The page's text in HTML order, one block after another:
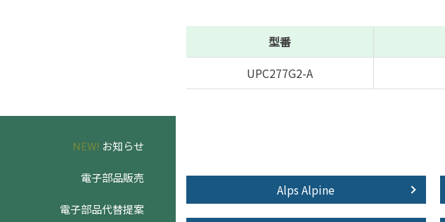
NEW! お知らせ
電子部品販売
電子部品代替提案
型番
UPC277G2-A
Alps Alpine